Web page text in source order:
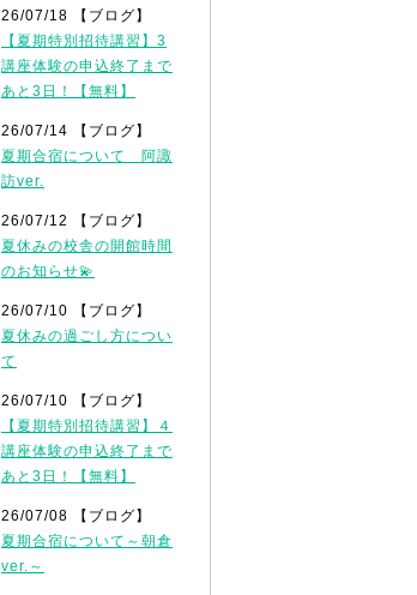
26/07/18 【ブログ】
【夏期特別招待講習】3
講座体験の申込終了まで
あと3日！【無料】
26/07/14 【ブログ】
夏期合宿について 阿諏
訪ver.
26/07/12 【ブログ】
夏休みの校舎の開館時間
のお知らせ💫
26/07/10 【ブログ】
夏休みの過ごし方につい
て
26/07/10 【ブログ】
【夏期特別招待講習】４
講座体験の申込終了まで
あと3日！【無料】
26/07/08 【ブログ】
夏期合宿について～朝倉
ver.～